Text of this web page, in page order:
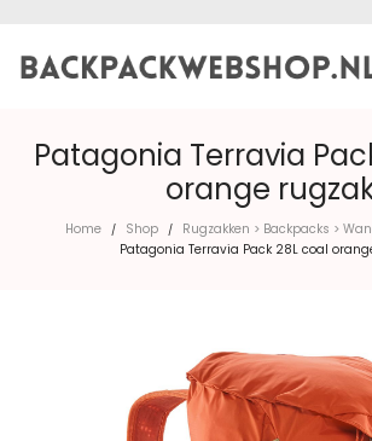
Patagonia Terravia
orange
Home / Shop / Rugzakken > Backpacks >
Patagonia Terravia Pack 28L coal